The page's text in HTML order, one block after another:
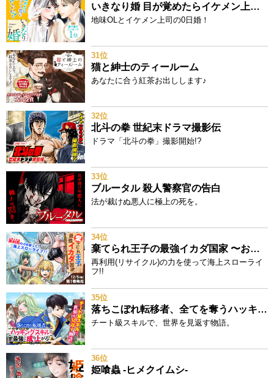
いきなり婚 目が覚めたらイケメン上司の妻だった!?
地味OLとイケメン上司の0日婚！
31位
猫と紳士のティールーム
あなたに合う紅茶お出しします♪
32位
北斗の拳 世紀末ドラマ撮影伝
ドラマ「北斗の拳」撮影開始!?
33位
ブルータル 殺人警察官の告白
法が裁けぬ悪人に極上の死を。
34位
棄てられ王子の最強イカダ国家 〜お前はゴミだと追放されたので、無駄スキル【リサイクル】を使ってゴミ扱いされたモノたちで海上都市を築きます〜
再利用(リサイクル)の力を使って海上スローライ
フ!!
35位
落ちこぼれ転移者、全てを奪うハッキングスキルで最強に成り上がる ～最強ステータスも最強スキルも、触れただけで俺のものです～
チート級スキルで、世界を見返す物語。
36位
姫喰蟲 -ヒメクイムシ-